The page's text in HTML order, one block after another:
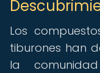
Los
tiburones han
la